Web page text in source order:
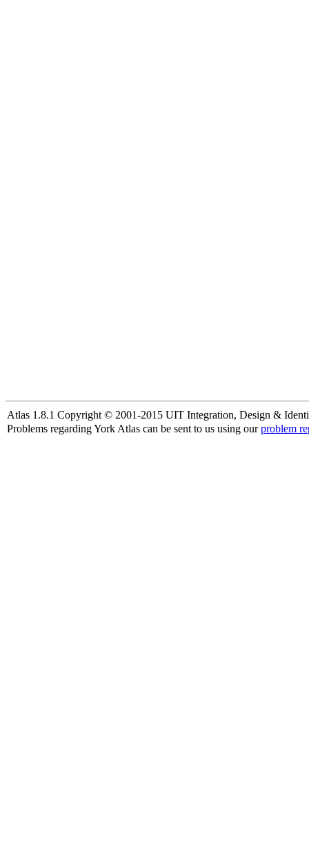
Atlas 1.8.1 Copyright © 2001-2015 UIT Integration, Design &
Problems regarding York Atlas can be sent to us using ourproblem